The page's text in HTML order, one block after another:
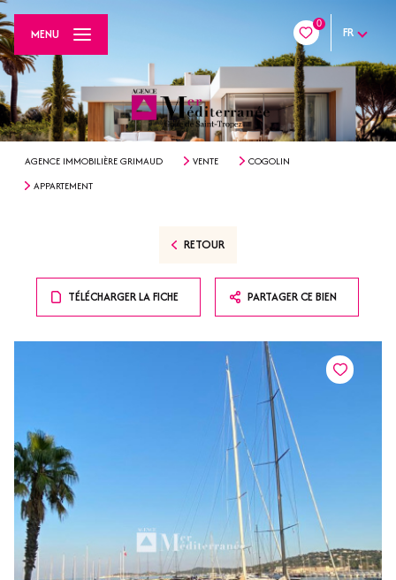
0
FR
MENU
AGENCE IMMOBILIÈRE GRIMAUD VENTE
COGOLIN
APPARTEMENT
RETOUR
TÉLÉCHARGER LA FICHE PARTAGER CE BIEN